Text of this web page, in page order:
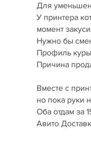
Для
У принтера
момент
Нужно бы
Профиль
Причина
Вместе с
но пока руки
Оба отдам за
Авито